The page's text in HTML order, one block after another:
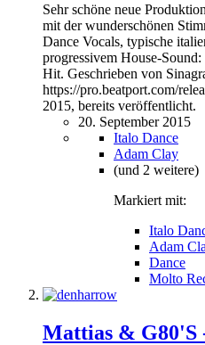
Sehr schöne neue
mit der wunderschönen
Dance Vocals, typische
progressivem House-
Hit. Geschrieben von
https://pro.beatport.com/
2015, bereits veröffentlicht.
20. September 2015
Italo Dance
Adam Clay
(und 2 weitere)
Markiert mit:
Italo
Adam
Dance
Molto
Mattias & G80'S